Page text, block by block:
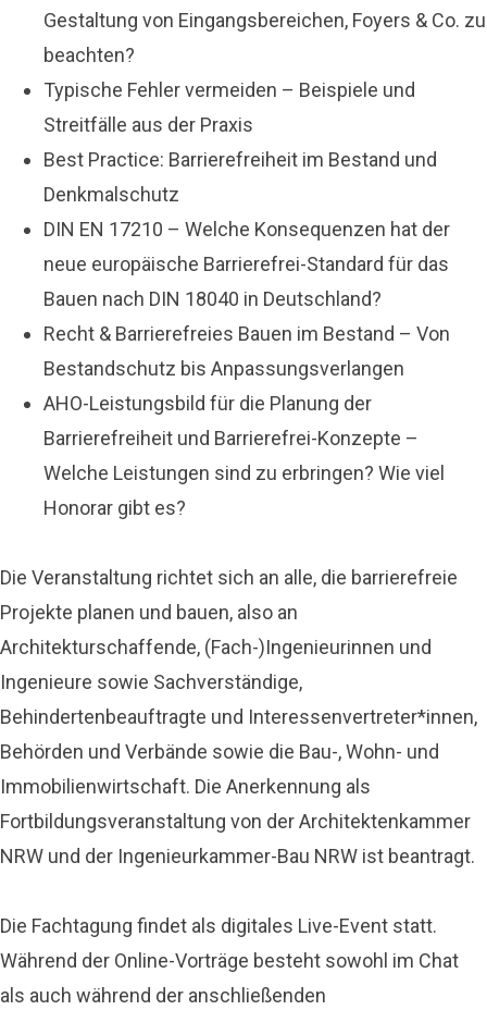
Gestaltung von Eingangsbereichen, Foyers & Co. zu
beachten?
Typische Fehler vermeiden – Beispiele und
Streitfälle aus der Praxis
Best Practice: Barrierefreiheit im Bestand und
Denkmalschutz
DIN EN 17210 – Welche Konsequenzen hat der
neue europäische Barrierefrei-Standard für das
Bauen nach DIN 18040 in Deutschland?
Recht & Barrierefreies Bauen im Bestand – Von
Bestandschutz bis Anpassungsverlangen
AHO-Leistungsbild für die Planung der
Barrierefreiheit und Barrierefrei-Konzepte –
Welche Leistungen sind zu erbringen? Wie viel
Honorar gibt es?
Die Veranstaltung richtet sich an alle, die barrierefreie
Projekte planen und bauen, also an
Architekturschaffende, (Fach-)Ingenieurinnen und
Ingenieure sowie Sachverständige,
Behindertenbeauftragte und Interessenvertreter*innen,
Behörden und Verbände sowie die Bau-, Wohn- und
Immobilienwirtschaft. Die Anerkennung als
Fortbildungsveranstaltung von der Architektenkammer
NRW und der Ingenieurkammer-Bau NRW ist beantragt.
Die Fachtagung findet als digitales Live-Event statt.
Während der Online-Vorträge besteht sowohl im Chat
als auch während der anschließenden